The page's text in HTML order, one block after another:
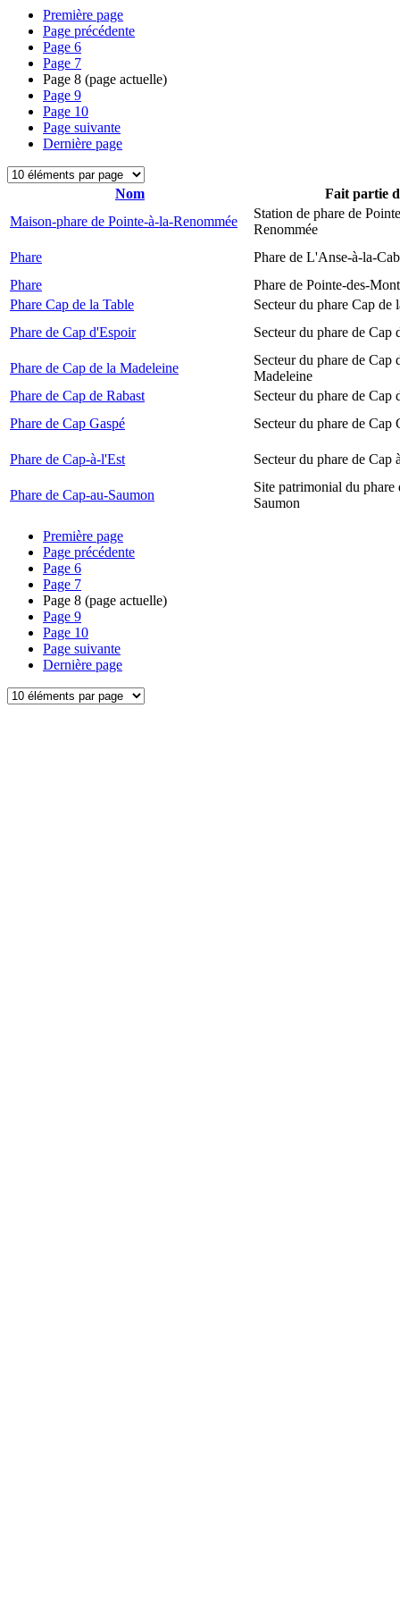
Première page
Page précédente
Page 6
Page 7
Page 8 (page actuelle)
Page 9
Page 10
Page suivante
Dernière page
Nom
Fait partie
Maison-phare de Pointe-à-la-Renommée
Station de phare de
Renommée
Phare
Phare de L'Anse-à-la-
Phare
Phare de Pointe-des-
Phare Cap de la Table
Secteur du phare Cap de
Phare de Cap d'Espoir
Secteur du phare de Cap
Phare de Cap de la Madeleine
Secteur du phare de Cap
Madeleine
Phare de Cap de Rabast
Secteur du phare de Cap
Phare de Cap Gaspé
Secteur du phare de Cap
Phare de Cap-à-l'Est Secteur du phare de Cap
Phare de Cap-au-Saumon
Site patrimonial du phare
Saumon
Première page
Page précédente
Page 6
Page 7
Page 8 (page actuelle)
Page 9
Page 10
Page suivante
Dernière page